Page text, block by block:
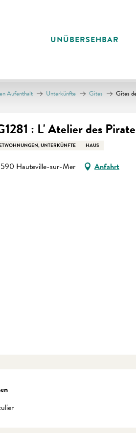
UNÜBERSEHBAR
Aufenthalt Unterkünfte Gites Gîtes
: L' Atelier des
UNTERKÜNFTE HAUS
Hauteville-sur-Mer Anfahrt